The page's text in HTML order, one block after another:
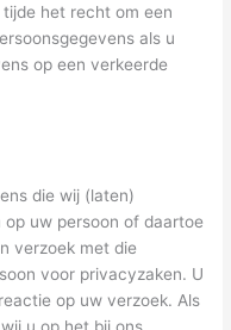
het recht om een
als u
op een verkeerde
die wij (laten)
uw persoon of daartoe
verzoek met die
voor privacyzaken. U
op uw verzoek. Als
u op het bij ons